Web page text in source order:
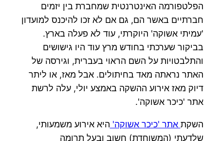
הפלטפורמה האינטרנטית שמחברת בין יזמים
חברתיים באשר הם, גם אם לא זכו להיכנס למועדון
'עמיתי אשוקה' היוקרתי, עוד לא פעלה בארץ.
בביקור שערכתי בחודש מרץ עוד היו גישושים
והתלבטויות על השם הראוי בעברית, וגירסה של
האתר נראתה מאד בחיתולים. אבל מאז, או ליתר
דיוק מאז אירוע ההשקה באמצע יולי, עלה לרשת
אתר 'כיכר אשוקה'.
השקת אתר 'כיכר אשוקה' היא אירוע משמעותי,
שלדעתי (המשוחדת) חשוב ובעל תרומה